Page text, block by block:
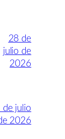
28 de
julio de
2026
de julio
2026